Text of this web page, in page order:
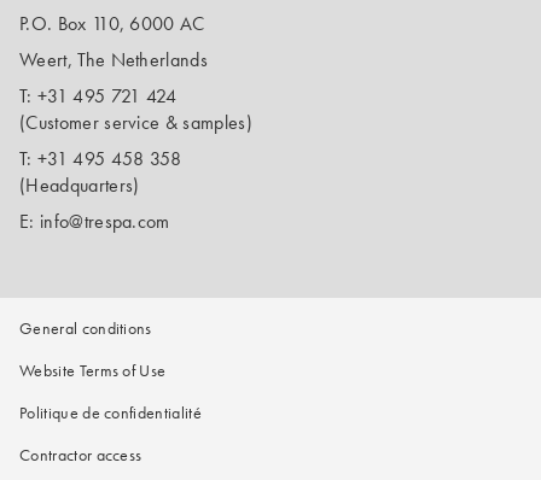
P.O. Box 110, 6000 AC
Weert, The Netherlands
T: +31 495 721 424
(Customer service & samples)
T: +31 495 458 358
(Headquarters)
E: info@trespa.com
General conditions
Website Terms of Use
Politique de confidentialité
Contractor access